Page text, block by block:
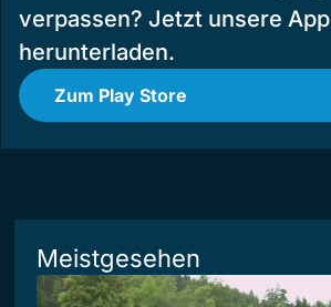
verpassen? Jetzt unsere App
herunterladen.
Zum Play Store
Meistgesehen